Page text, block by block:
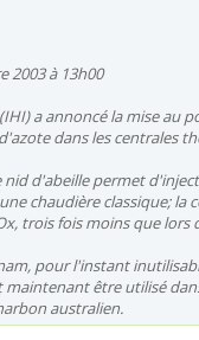
2003 à 13h00
a annoncé la mise au
dans les centrales
d'abeille permet
chaudière classique;
trois fois moins que
pour l'instant
être utilisé
australien.